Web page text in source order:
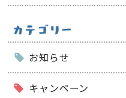
お知らせ
キャンペーン